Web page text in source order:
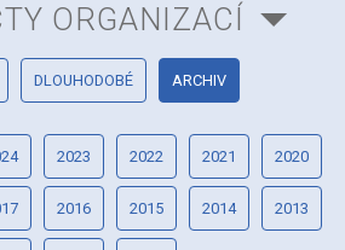
ORGANIZACÍ
DLOUHODOBÉ ARCHIV
2023 2022 2021 2020
2016 2015 2014 2013